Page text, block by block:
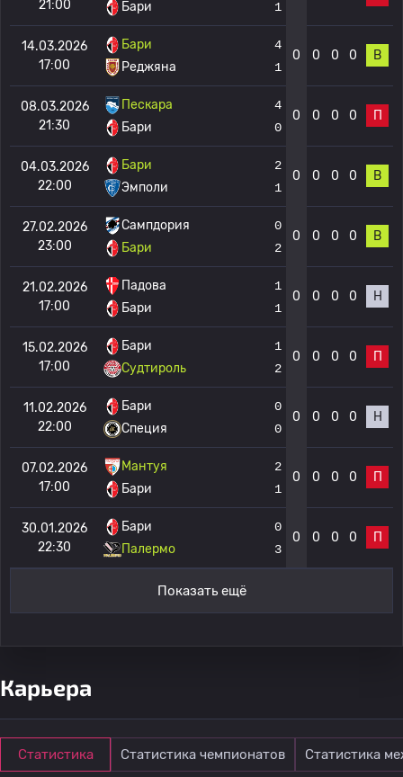
21:00
Бари
1
14.03.2026
17:00
Бари
Реджяна
4
1
0 0 0 0 В
08.03.2026
21:30
Пескара
Бари
4
0
0 0 0 0 П
04.03.2026
22:00
Бари
Эмполи
2
1
0 0 0 0 В
27.02.2026
23:00
Сампдория
Бари
0
2
0 0 0 0 В
21.02.2026
17:00
Падова
Бари
1
1
0 0 0 0 Н
15.02.2026
17:00
Бари
Судтироль
1
2
0 0 0 0 П
11.02.2026
22:00
Бари
Специя
0
0
0 0 0 0 Н
07.02.2026
17:00
Мантуя
Бари
2
1
0 0 0 0 П
30.01.2026
22:30
Бари
Палермо
0
3
0 0 0 0 П
Показать ещё
Карьера
Статистика Статистика чемпионатов Статистика